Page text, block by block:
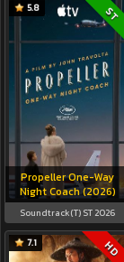
Propeller One-Way
Night Coach (2026)
5.8 ST
Soundtrack(T) ST 2026
7.1 HD